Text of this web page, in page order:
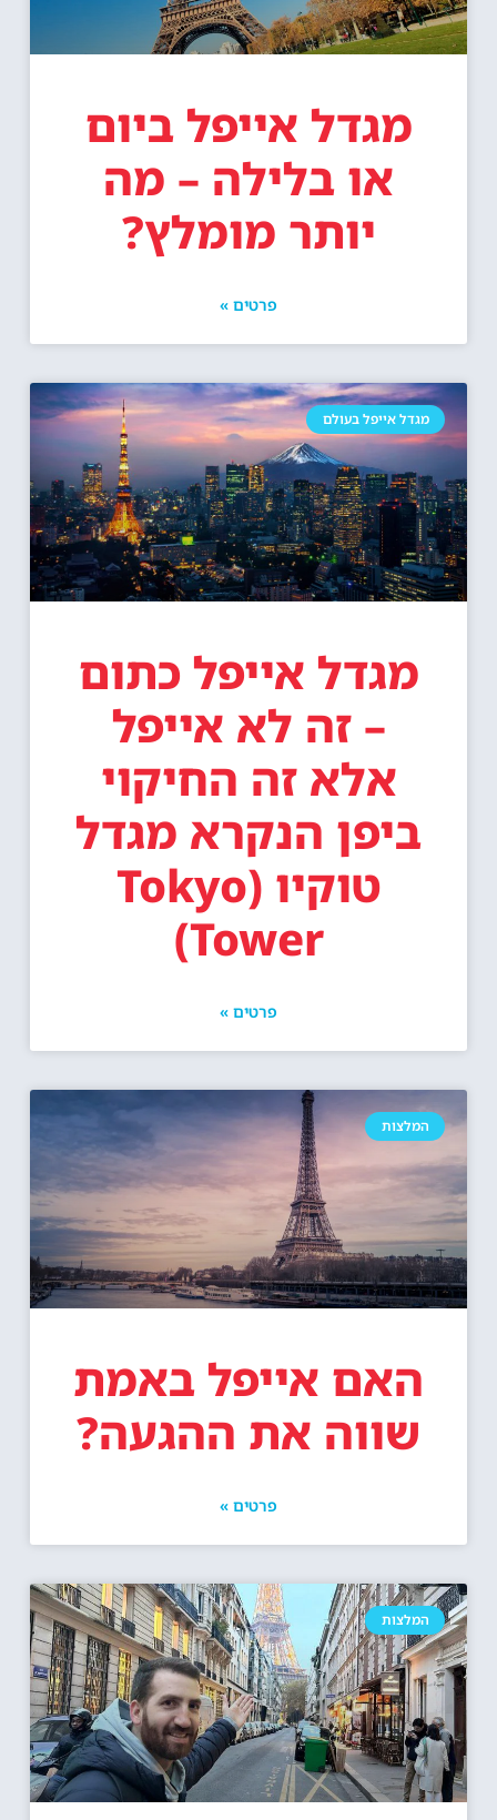
מגדל אייפל ביום
או בלילה – מה
יותר מומלץ?
מגדל אייפל בעולם
מגדל אייפל כתום
– זה לא אייפל
אלא זה החיקוי
ביפן הנקרא מגדל
טוקיו (Tokyo
Tower)
המלצות
האם אייפל באמת
שווה את ההגעה?
המלצות